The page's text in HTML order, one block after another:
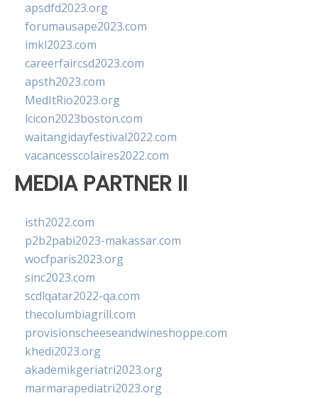
apsdfd2023.org
forumausape2023.com
imkl2023.com
careerfaircsd2023.com
apsth2023.com
MedItRio2023.org
lcicon2023boston.com
waitangidayfestival2022.com
vacancesscolaires2022.com
MEDIA PARTNER II
isth2022.com
p2b2pabi2023-makassar.com
wocfparis2023.org
sinc2023.com
scdlqatar2022-qa.com
thecolumbiagrill.com
provisionscheeseandwineshoppe.com
khedi2023.org
akademikgeriatri2023.org
marmarapediatri2023.org